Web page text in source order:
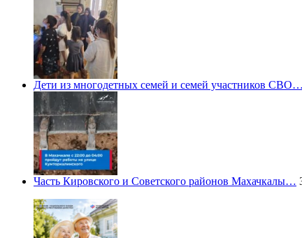
Дети из многодетных семей и семей участников СВО…
Часть Кировского и Советского районов Махачкалы…